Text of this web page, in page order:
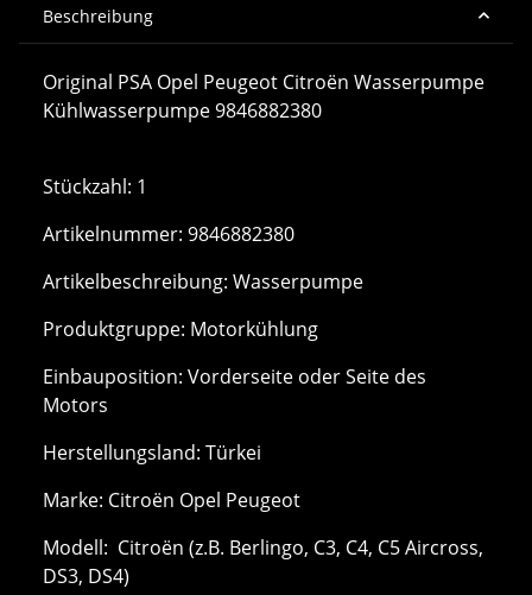
Beschreibung
Original PSA Opel Peugeot Citroën Wasserpumpe
Kühlwasserpumpe 9846882380
Stückzahl: 1
Artikelnummer: 9846882380
Artikelbeschreibung: Wasserpumpe
Produktgruppe: Motorkühlung
Einbauposition: Vorderseite oder Seite des
Motors
Herstellungsland: Türkei
Marke: Citroën Opel Peugeot
Modell: Citroën (z.B. Berlingo, C3, C4, C5 Aircross,
DS3, DS4)